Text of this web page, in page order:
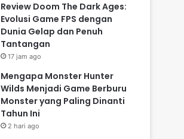
Review Doom The Dark Ages:
Evolusi Game FPS dengan
Dunia Gelap dan Penuh
Tantangan
17 jam ago
Mengapa Monster Hunter
Wilds Menjadi Game Berburu
Monster yang Paling Dinanti
Tahun Ini
2 hari ago